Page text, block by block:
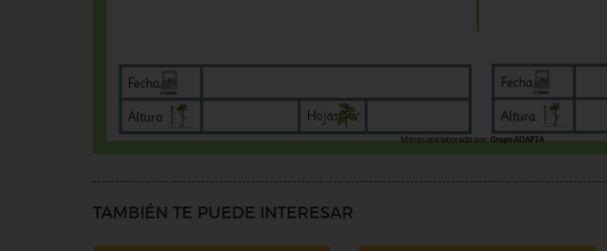
TAMBIÉN TE PUEDE INTERESAR